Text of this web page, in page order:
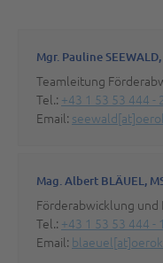
Mgr. Pauline
Teamleitung
Tel.: +43 1 53 53 444 -
Email:
Mag. Albert BLÄUEL,
Förderabwicklung
Tel.: +43 1 53 53 444 -
Email: